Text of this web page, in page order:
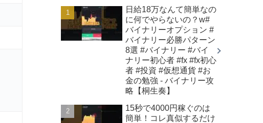
日給18万なんて簡単なの
に何でやらないの？w#
バイナリーオプション #
バイナリー必勝パターン
8選 #バイナリー #バイ
ナリー初心者 #fx #fx初心
者 #投資 #仮想通貨 #お
金の勉強 - バイナリー攻
略【桐生奏】
15秒で4000円稼ぐのは
簡単！コレ真似するだけ